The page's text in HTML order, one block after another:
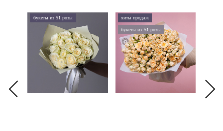
букеты из 51 розы хиты продаж
букеты из 51 розы